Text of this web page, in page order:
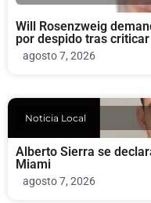
Will Rosenzweig
por despido tras
agosto 7, 2026
Noticia Local
Alberto Sierra se
Miami
agosto 7, 2026